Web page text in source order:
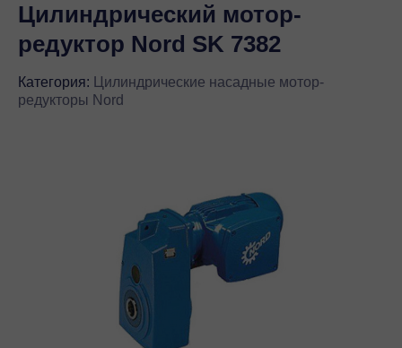
Цилиндрический мотор-
редуктор Nord SK 7382
Категория:
Цилиндрические насадные мотор-
редукторы Nord